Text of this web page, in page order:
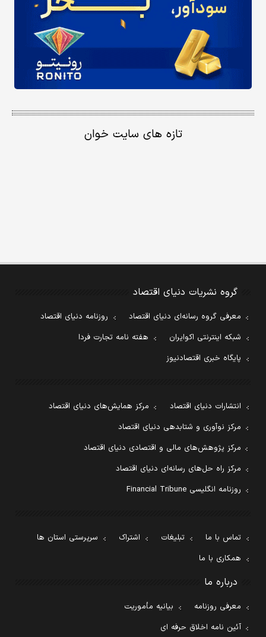
تازه های سایت خوان
گروه نشریات دنیای اقتصاد
معرفی گروه رسانه‌ای دنیای اقتصاد
روزنامه دنیای اقتصاد
شبکه اینترنتی اکوایران
هفته نامه تجارت فردا
پایگاه خبری اقتصادنیوز
انتشارات دنیای اقتصاد
مرکز همایش‌های دنیای اقتصاد
مرکز نوآوری و شتابدهی دنیای اقتصاد
مرکز پژوهش‌های مالی و اقتصادی دنیای اقتصاد
مرکز راه حل‌های رسانه‌ای دنیای اقتصاد
روزنامه انگلیسی Financial Tribune
تماس با ما تبلیغات اشتراک
سرپرستی استان ها
همکاری با ما
درباره ما
معرفی روزنامه
بیانیه مأموریت
آئین نامه اخلاق حرفه ای